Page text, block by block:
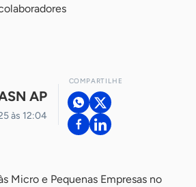
AP
às 12:04
COMPARTILHE
Micro e Pequenas Empresas no